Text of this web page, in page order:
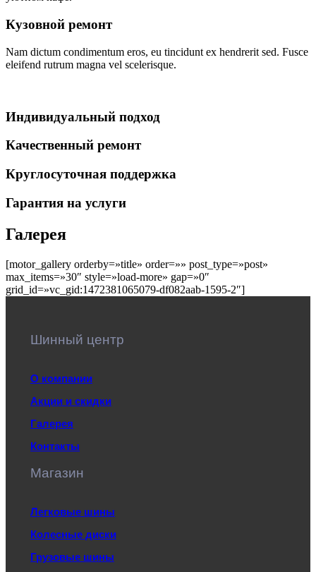
Кузовной ремонт
Nam dictum condimentum eros, eu tincidunt ex hendrerit sed. Fusce
eleifend rutrum magna vel scelerisque.
Индивидуальный подход
Качественный ремонт
Круглосуточная поддержка
Гарантия на услуги
Галерея
[motor_gallery orderby=»title» order=»» post_type=»post»
max_items=»30″ style=»load-more» gap=»0″
grid_id=»vc_gid:1472381065079-df082aab-1595-2″]
Шинный центр
О компании
Акции и скидки
Галерея
Контакты
Магазин
Легковые шины
Колесные диски
Грузовые шины